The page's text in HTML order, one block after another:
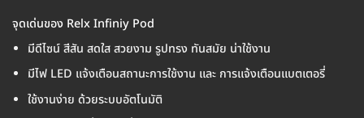
จุดเด่นของ Relx Infiniy Pod
มีดีไซน์ สีสัน สดใส สวยงาม รูปทรง ทันสมัย น่าใช้งาน
มีไฟ LED แจ้งเตือนสถานะการใช้งาน และ การแจ้งเตือนแบตเตอรี่
ใช้งานง่าย ด้วยระบบอัตโนมัติ